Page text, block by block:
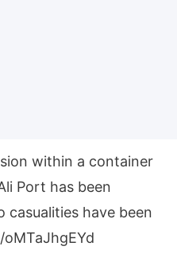
within a container
Port has been
have been